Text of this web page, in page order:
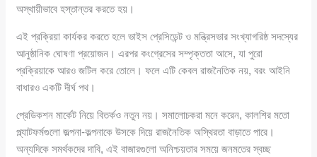
অস্থায়ীভাবে হস্তান্তর করতে হয়।
এই প্রক্রিয়া কার্যকর করতে হলে ভাইস প্রেসিডেন্ট ও মন্ত্রিসভার সংখ্যাগরিষ্ঠ সদস্যের
আনুষ্ঠানিক ঘোষণা প্রয়োজন। এরপর কংগ্রেসের সম্পৃক্ততা আসে, যা পুরো
প্রক্রিয়াকে আরও জটিল করে তোলে। ফলে এটি কেবল রাজনৈতিক নয়, বরং আইনি
বাধারও একটি দীর্ঘ পথ।
প্রেডিকশন মার্কেট নিয়ে বিতর্কও নতুন নয়। সমালোচকরা মনে করেন, কালশির মতো
প্ল্যাটফর্মগুলো জল্পনা-কল্পনাকে উসকে দিয়ে রাজনৈতিক অস্থিরতা বাড়াতে পারে।
অন্যদিকে সমর্থকদের দাবি, এই বাজারগুলো অনিশ্চয়তার সময়ে জনমতের স্বচ্ছ